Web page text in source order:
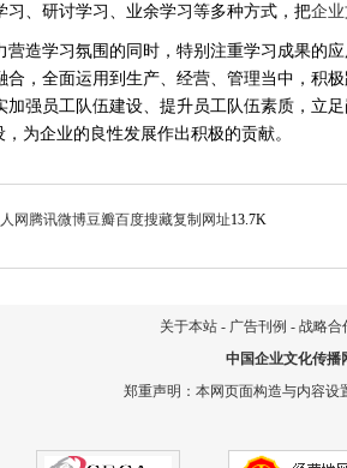
习、研讨学习、业余学习等多种方式，把企
营造学习氛围的同时，特别注重学习成果的
合，全面运用到生产、经营、管理当中，积
加强员工队伍建设、提升员工队伍素质，立
为企业的良性发展作出积极的贡献。
网 腾讯微博豆瓣百度搜藏复制网址13.7K
关于本站 - 广告刊例 - 战略合
中国企业文化传播
郑重声明：本网页面构造与内容